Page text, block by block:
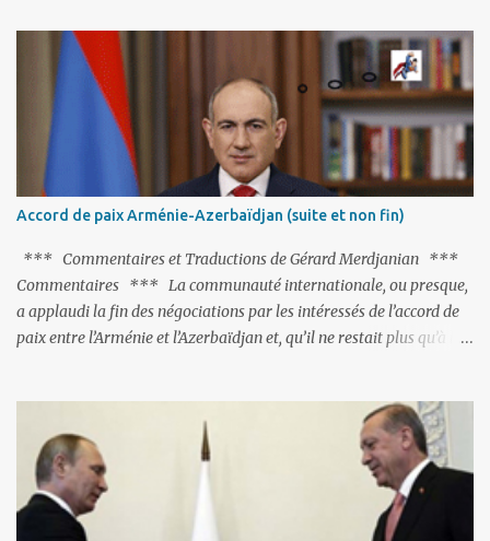
C'est hélas fort peu probable ; l'Histoire ou la Littérature ne sont
pas ses points forts, pas plus d'ailleurs que les négociations avec le
tandem turco-azéri. Faisant fi de tout ce qui précède la chute de
l'URSS, il est exclusivement intéressé par ce qu'il nomme «
l'Arménie réelle ». Même les trois présidents qu'ils l'ont précédés ne
trouvent pas grâce à ses yeux, les traitant de tous les noms, avant
de les traîner en justice. Et comme les politiciens ne lui suffisent
pas, il s'attaque aux dignitaires de l'Église arménienne, les...
Accord de paix Arménie-Azerbaïdjan (suite et non fin)
*** Commentaires et Traductions de Gérard Merdjanian ***
Commentaires *** La communauté internationale, ou presque,
a applaudi la fin des négociations par les intéressés de l’accord de
paix entre l’Arménie et l’Azerbaïdjan et, qu’il ne restait plus qu’à le
Les deux points non résolus portaient sur la renonciation aux
revendications internationales mutuelles et sur l'abstention de
déployer des représentants d'autres pays le long de la frontière
entre l'Arménie et l'Azerbaïdjan. C’est chose faite, l’Arménie a
accepté. Comme on pouvait s’y attendre, Bakou a posé de